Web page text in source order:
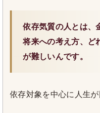
依存気質の人とは、
将来への考え方、ど
が難しいんです。
依存対象を中心に人生が